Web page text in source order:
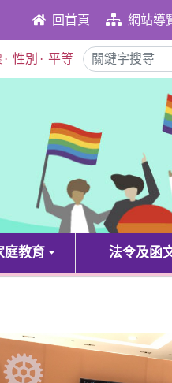
回首頁 網站導
· 性別 · 平等
庭教育 法令及函